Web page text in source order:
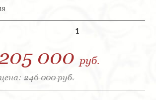
1
000 руб.
246 000 руб.